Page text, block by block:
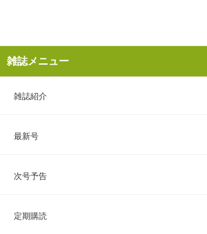
雑誌メニュー
雑誌紹介
最新号
次号予告
定期購読